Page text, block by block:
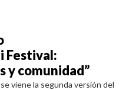
Festival:
y comunidad”
viene la segunda versión del